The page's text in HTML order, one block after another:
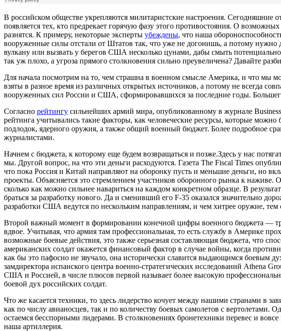
В российском обществе укрепляются милитаристские настроения.
появляется тех, кто предрекает горячую фазу этого противостояния. О
разнятся. К примеру, некоторые эксперты убеждены, что наша
вооруженные силы отстали от Штатов так, что уже не догонишь, а потому
вулкану или вызвать у берегов США несколько цунами, дабы смыть
так уж плохо, а угроза прямого столкновения сильно преувеличена? Давайте
Для начала посмотрим на то, чем страшна в военном смысле Америка, и что мы
взяты в разное время из различных открытых источников, а потому не всегда
вооруженных сил России и США, сформировавшихся за последние годы.
Согласно рейтингу сильнейших армий мира, опубликованному в журнале
рейтинга учитывались такие факторы, как человеческие ресурсы, которые
подлодок, ядерного оружия, а также общий военный бюджет. Более подробное
журналистами.
Начнем с бюджета, к которому еще будем возвращаться и позже.Здесь у нас
мы. Другой вопрос, на что эти деньги расходуются. Газета The Fiscal Times
что пока Россия и Китай направляют на оборонку пусть и меньшие деньги, но
проекты. Объясняется это стремлением участников оборонного рынка к
сколько как можно сильнее навариться на каждом конкретном образце. В
браться за разработку нового. Да и сменивший его F-35 оказался значительно
разработки США ведутся по нескольким направлениям, и чем хитрее оружие, тем
Второй важный момент в формировании конечной цифры военного бюджета —
вдвое. Учитывая, что армия там профессиональная, то есть службу в Америке
возможные боевые действия, это также серьезная составляющая бюджета, что
американских солдат окажется финансовый фактор в случае войны, когда
как бы это пафосно не звучало, она исторически славится выдающимся боевым
замдиректора испанского центра военно-стратегических исследований Athena
США и Россией, в числе плюсов первой называет более высокую
боевой дух российских солдат.
Что же касается техники, то здесь лидерство кочует между нашими странами в
как по числу авианосцев, так и по количеству боевых самолетов с
остаемся бесспорными лидерами. В столкновениях бронетехники перевес и
наша артиллерия.